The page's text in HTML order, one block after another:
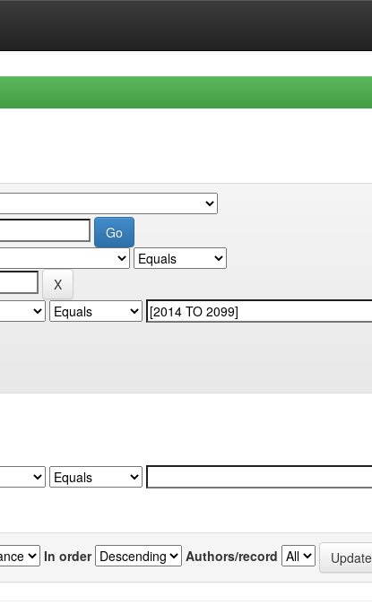
In order Authors/record